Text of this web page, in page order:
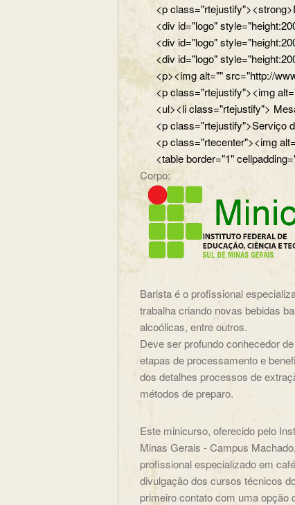
<p
<div id="logo"
<div id="logo"
<div id="logo"
<p><img alt="" src="http://
<p class="rtejustify"><img
<ul><li class="rtejustify">
<p class="rtejustify">Serviço
<p class="rtecenter"><img
<table border="1"
Corpo:
Barista é o profissional
trabalha criando novas bebidas
alcoólicas, entre outros.
Deve ser profundo conhecedor
etapas de processamento e
dos detalhes processos de
métodos de preparo.
Este minicurso, oferecido pelo
Minas Gerais - Campus
profissional especializado em
divulgação dos cursos técnicos
primeiro contato com uma opção